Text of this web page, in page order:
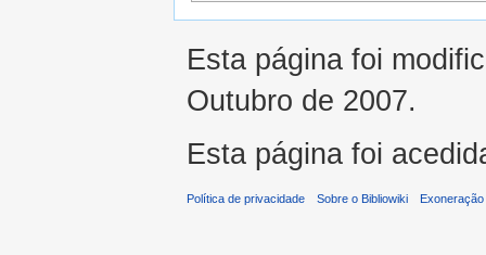
Esta página foi
Outubro de 2007.
Esta página foi
Política de privacidade Sobre o Bibliowiki